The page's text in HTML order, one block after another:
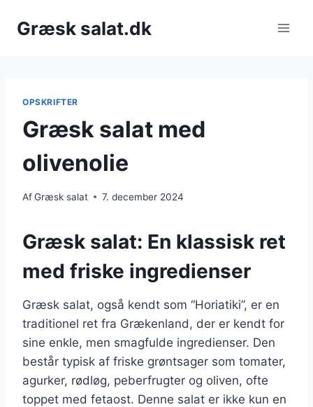
Græsk salat.dk
OPSKRIFTER
Græsk salat med
olivenolie
AfGræsk salat 7. december 2024
Græsk salat: En klassisk ret
med friske ingredienser
Græsk salat, også kendt som “Horiatiki”, er en
traditionel ret fra Grækenland, der er kendt for
sine enkle, men smagfulde ingredienser. Den
består typisk af friske grøntsager som tomater,
agurker, rødløg, peberfrugter og oliven, ofte
toppet med fetaost. Denne salat er ikke kun en